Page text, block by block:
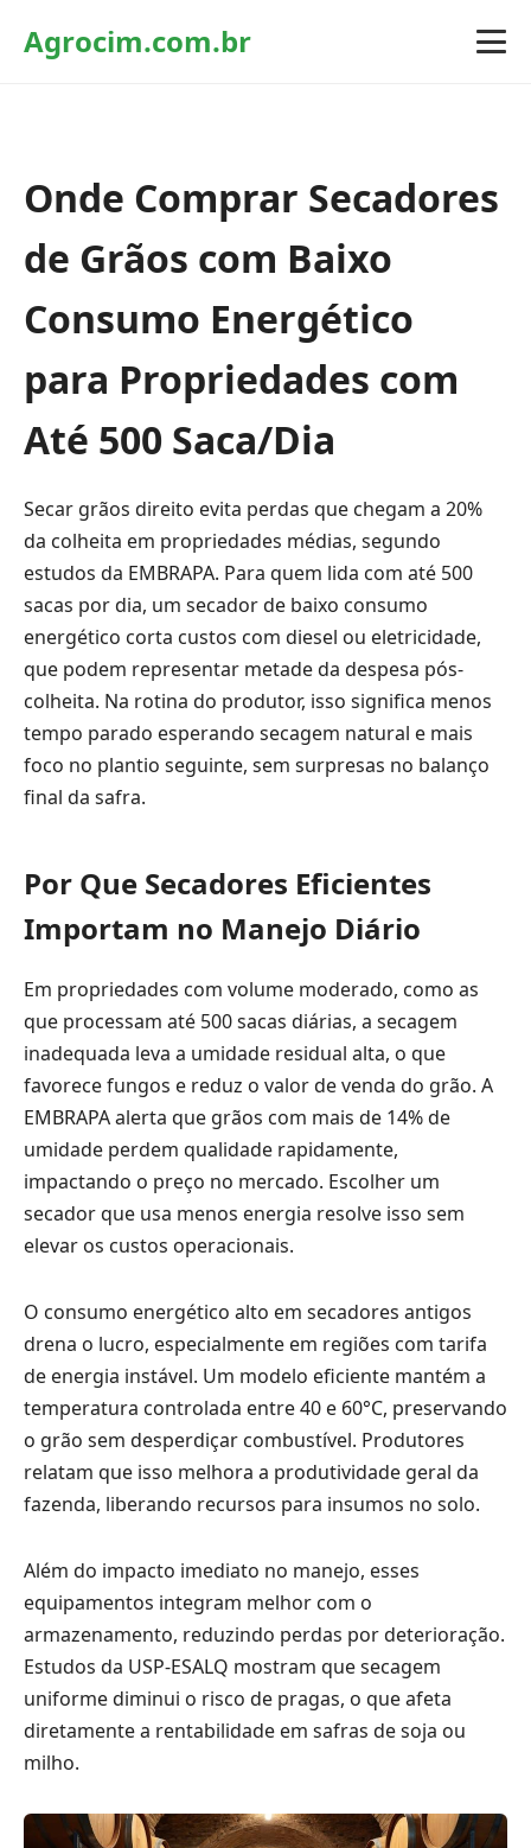
Agrocim.com.br
Onde Comprar Secadores
de Grãos com Baixo
Consumo Energético
para Propriedades com
Até 500 Saca/Dia
Secar grãos direito evita perdas que chegam a 20%
da colheita em propriedades médias, segundo
estudos da EMBRAPA. Para quem lida com até 500
sacas por dia, um secador de baixo consumo
energético corta custos com diesel ou eletricidade,
que podem representar metade da despesa pós-
colheita. Na rotina do produtor, isso significa menos
tempo parado esperando secagem natural e mais
foco no plantio seguinte, sem surpresas no balanço
final da safra.
Por Que Secadores Eficientes
Importam no Manejo Diário
Em propriedades com volume moderado, como as
que processam até 500 sacas diárias, a secagem
inadequada leva a umidade residual alta, o que
favorece fungos e reduz o valor de venda do grão. A
EMBRAPA alerta que grãos com mais de 14% de
umidade perdem qualidade rapidamente,
impactando o preço no mercado. Escolher um
secador que usa menos energia resolve isso sem
elevar os custos operacionais.
O consumo energético alto em secadores antigos
drena o lucro, especialmente em regiões com tarifa
de energia instável. Um modelo eficiente mantém a
temperatura controlada entre 40 e 60°C, preservando
o grão sem desperdiçar combustível. Produtores
relatam que isso melhora a produtividade geral da
fazenda, liberando recursos para insumos no solo.
Além do impacto imediato no manejo, esses
equipamentos integram melhor com o
armazenamento, reduzindo perdas por deterioração.
Estudos da USP-ESALQ mostram que secagem
uniforme diminui o risco de pragas, o que afeta
diretamente a rentabilidade em safras de soja ou
milho.